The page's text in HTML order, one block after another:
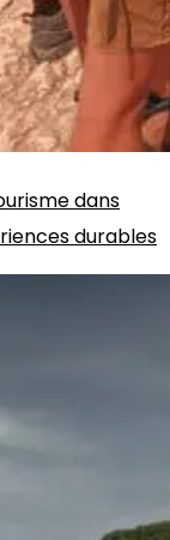
dans
durables